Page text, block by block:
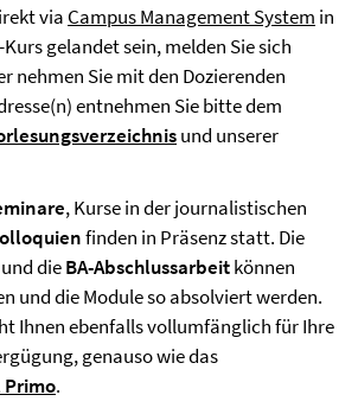
via Campus Management System in
gelandet sein, melden Sie sich
nehmen Sie mit den Dozierenden
entnehmen Sie bitte dem
und unserer
, Kurse in der journalistischen
finden in Präsenz statt. Die
und dieBA-Abschlussarbeitkönnen
und die Module so absolviert werden.
Ihnen ebenfalls vollumfänglich für Ihre
genauso wie das
.